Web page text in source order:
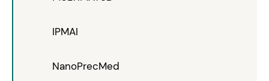
IPMAI
NanoPrecMed